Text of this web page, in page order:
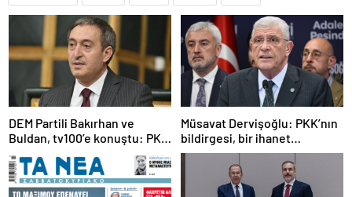
DEM Partili Bakırhan ve
Buldan, tv100’e konuştu: PKK
ne zaman kendini feshedecek
Müsavat Dervişoğlu: PKK’nın
bildirgesi, bir ihanet
açıklamasıdır